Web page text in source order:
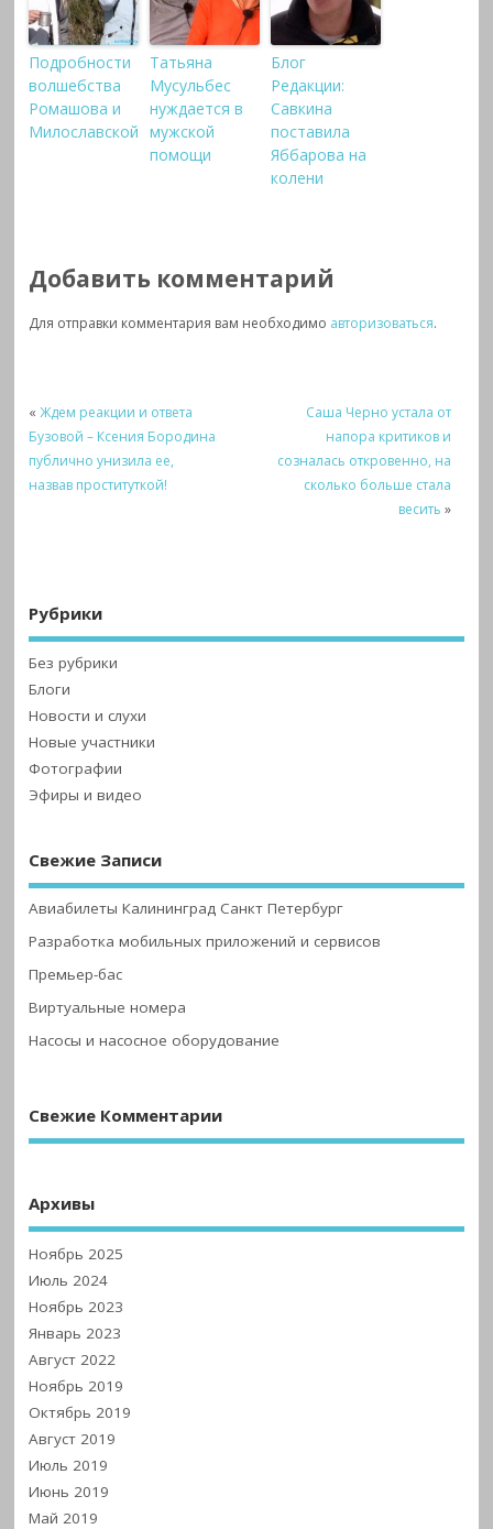
Подробности
волшебства
Ромашова и
Милославской
Татьяна
Мусульбес
нуждается в
мужской
помощи
Блог
Редакции:
Савкина
поставила
Яббарова на
колени
Добавить комментарий
Для отправки комментария вам необходимо авторизоваться.
«Ждем реакции и ответа
Бузовой – Ксения Бородина
публично унизила ее,
назвав проституткой!
Саша Черно устала от
напора критиков и
созналась откровенно, на
сколько больше стала
весить »
Рубрики
Без рубрики
Блоги
Новости и слухи
Новые участники
Фотографии
Эфиры и видео
Свежие Записи
Авиабилеты Калининград Санкт Петербург
Разработка мобильных приложений и сервисов
Премьер-бас
Виртуальные номера
Насосы и насосное оборудование
Свежие Комментарии
Архивы
Ноябрь 2025
Июль 2024
Ноябрь 2023
Январь 2023
Август 2022
Ноябрь 2019
Октябрь 2019
Август 2019
Июль 2019
Июнь 2019
Май 2019